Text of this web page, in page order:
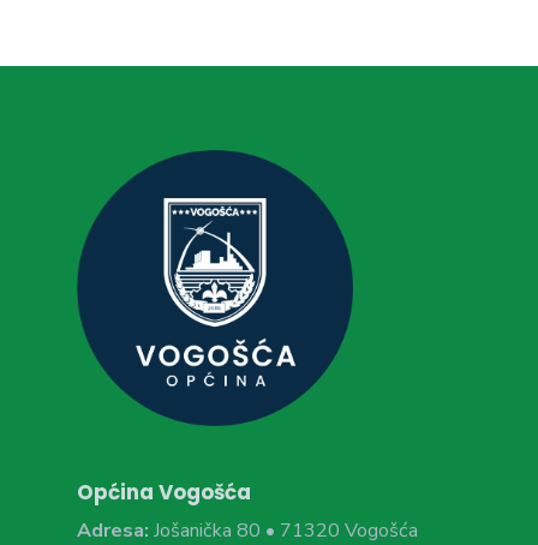
Općina Vogošća
Adresa: Jošanička 80 • 71320 Vogošća